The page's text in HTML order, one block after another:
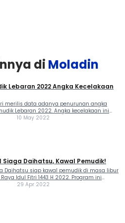
di Moladin
Lebaran 2022 Angka Kecelakaan
merilis data adanya penurunan angka
Lebaran 2022. Angka kecelakaan ini
Operasi Ketupat yang dilakukan sejak 28
10 May 2022
Siaga Daihatsu, Kawal Pemudik!
Daihatsu siap kawal pemudik di masa libur
Idul Fitri 1443 H 2022. Program ini
setelah 2 tahun pemerintah membatasi
29 Apr 2022